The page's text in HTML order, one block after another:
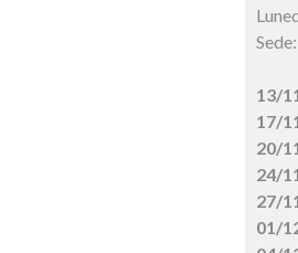
13/
17/
20/
24/
27/
01/